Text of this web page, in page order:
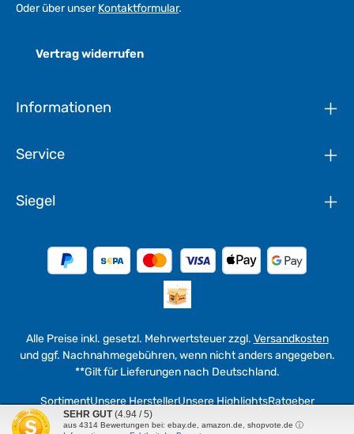
Oder über unserKontaktformular.
Vertrag widerrufen
Informationen
Service
Siegel
Alle Preise inkl. gesetzl. Mehrwertsteuer zzgl. Versandkosten
und ggf. Nachnahmegebühren, wenn nicht anders angegeben.
**Gilt für Lieferungen nach Deutschland.
SortimentUnsere HerstellerUnsere HighlightsRatgeber
SEHR GUT (4.94 / 5)
aus 4314 Bewertungen bei: ebay.de, amazon.de, shopvote.de ⓘ